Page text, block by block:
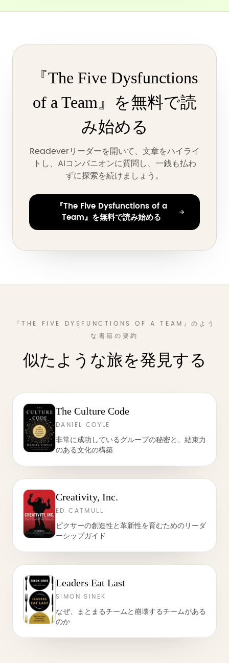
『The Five Dysfunctions
of a Team』を無料で読
み始める
Readeverリーダーを開いて、文章をハイライ
トし、AIコンパニオンに質問し、一銭も払わ
ずに探索を続けましょう。
『The Five Dysfunctions of a
Team』を無料で読み始める
『THE FIVE DYSFUNCTIONS OF A TEAM』のよう
な書籍の要約
似たような旅を発見する
The Culture Code
DANIEL COYLE
非常に成功しているグループの秘密と、結束力
のある文化の構築
Creativity, Inc.
ED CATMULL
ピクサーの創造性と革新性を育むためのリーダ
ーシップガイド
Leaders Eat Last
SIMON SINEK
なぜ、まとまるチームと崩壊するチームがある
のか